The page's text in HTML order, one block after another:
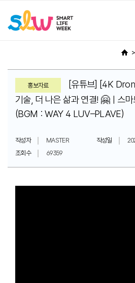
홍보자료
[유튜브] [4K
기술, 더 나은 삶과 연결! 🤗ㅣ스
(BGM : WAY 4 LUV–PLAVE)
작성자 MASTER 작성일
조회수
69359